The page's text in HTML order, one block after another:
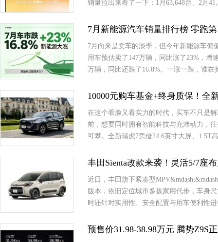
销量拉出来看了一下：1月63,648台、2月
7月新能源汽车销量排行榜 零跑
7月向来是卖车的淡季，但今年新能源车
用车预估卖了147万辆，同比涨了23%，增
万辆，同比还跌了16.8%。一涨一跌，谁
10000元购车基金+终身质保！全
在这个看脸又看实力的时代，买车不只是
前，想要同时拥有智能科技与充沛动力，
可攀。全新瑞虎7凭借24.6英寸大屏、1.5T
丰田Sienta改款来袭！灵活5/7座
近日，丰田旗下紧凑型
版本，依旧定位城市多孩家用代步，车身
时还针对实用性、安全配置与用车便利性
预售价31.98-38.98万元 腾势Z9S